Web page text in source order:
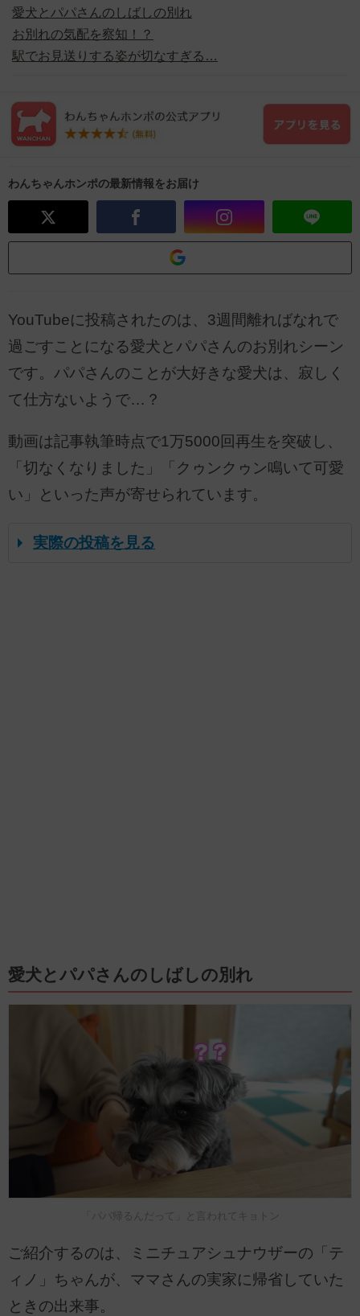
愛犬とパパさんのしばしの別れ
お別れの気配を察知！？
駅でお見送りする姿が切なすぎる…
わんちゃんホンポの最新情報をお届け
YouTubeに投稿されたのは、3週間離ればなれで
過ごすことになる愛犬とパパさんのお別れシーン
です。パパさんのことが大好きな愛犬は、寂しく
て仕方ないようで…？
動画は記事執筆時点で1万5000回再生を突破し、
「切なくなりました」「クゥンクゥン鳴いて可愛
い」といった声が寄せられています。
実際の投稿を見る
愛犬とパパさんのしばしの別れ
「パパ帰るんだって」と言われてキョトン
ご紹介するのは、ミニチュアシュナウザーの「テ
ィノ」ちゃんが、ママさんの実家に帰省していた
ときの出来事。